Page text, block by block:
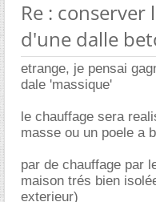
Re :
d'une dalle
etrange, je pensai
dale 'massique'
le chauffage sera
masse ou un poele a
par de chauffage par
maison trés bien
exterieur)